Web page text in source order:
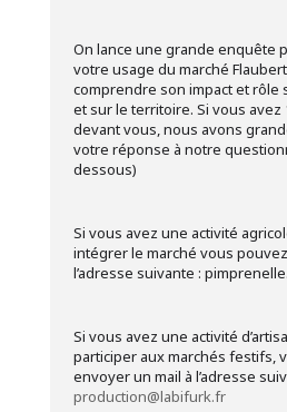
On lance une grande enquête
votre usage du marché
comprendre son impact et rôle
et sur le territoire. Si vous avez
devant vous, nous avons
votre réponse à notre
dessous)
Si vous avez une activité
intégrer le marché vous
l’adresse suivante :
Si vous avez une activité
participer aux marchés festifs,
envoyer un mail à l’adresse
production@labifurk.fr